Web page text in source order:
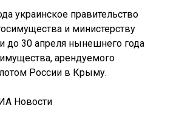
украинское правительство
и министерству
до 30 апреля нынешнего года
арендуемого
России в Крыму.
Новости